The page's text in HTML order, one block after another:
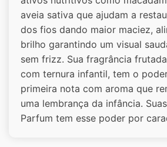
aveia sativa que ajudam a
dos fios dando maior maciez,
brilho garantindo um visual
sem frizz. Sua fragrância
com ternura infantil, tem o
primeira nota com aroma que
uma lembrança da infância.
Parfum tem esse poder por